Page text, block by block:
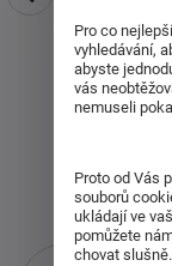
Pro co
vyhledávání,
abyste
vás
nemuseli
Proto od Vás
souborů
ukládají ve
pomůžete
chovat slušně.